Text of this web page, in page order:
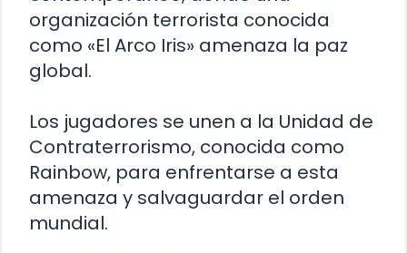
organización terrorista conocida
como «El Arco Iris» amenaza la paz
global.
Los jugadores se unen a la Unidad de
Contraterrorismo, conocida como
Rainbow, para enfrentarse a esta
amenaza y salvaguardar el orden
mundial.